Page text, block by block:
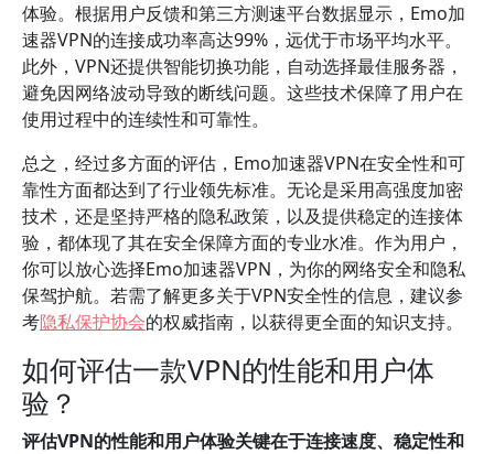
体验。根据用户反馈和第三方测速平台数据显示，Emo加
速器VPN的连接成功率高达99%，远优于市场平均水平。
此外，VPN还提供智能切换功能，自动选择最佳服务器，
避免因网络波动导致的断线问题。这些技术保障了用户在
使用过程中的连续性和可靠性。
总之，经过多方面的评估，Emo加速器VPN在安全性和可
靠性方面都达到了行业领先标准。无论是采用高强度加密
技术，还是坚持严格的隐私政策，以及提供稳定的连接体
验，都体现了其在安全保障方面的专业水准。作为用户，
你可以放心选择Emo加速器VPN，为你的网络安全和隐私
保驾护航。若需了解更多关于VPN安全性的信息，建议参
考隐私保护协会的权威指南，以获得更全面的知识支持。
如何评估一款VPN的性能和用户体
验？
评估VPN的性能和用户体验关键在于连接速度、稳定性和